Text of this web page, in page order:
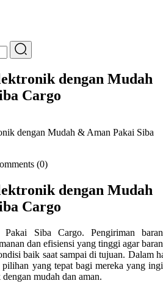
dengan Mudah
Cargo
dengan Mudah & Aman Pakai Siba
(0)
dengan Mudah
Cargo
Siba Cargo. Pengiriman
dan efisiensi yang tinggi agar
baik saat sampai di tujuan. Dalam
yang tepat bagi mereka yang
mudah dan aman.